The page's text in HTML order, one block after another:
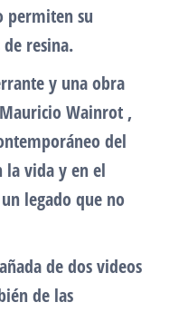
permiten su
resina.
y una obra
Wainrot ,
del
la vida y en el
legado que no
de dos videos
de las